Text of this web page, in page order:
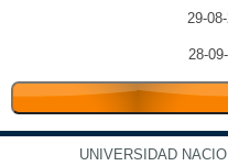
29-
28-
UNIVERSIDAD